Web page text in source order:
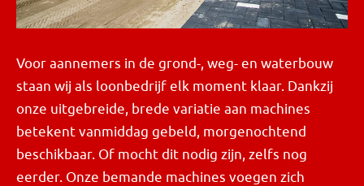
Voor aannemers in de grond-, weg- en waterbouw
staan wij als loonbedrijf elk moment klaar. Dankzij
onze uitgebreide, brede variatie aan machines
betekent vanmiddag gebeld, morgenochtend
beschikbaar. Of mocht dit nodig zijn, zelfs nog
eerder. Onze bemande machines voegen zich